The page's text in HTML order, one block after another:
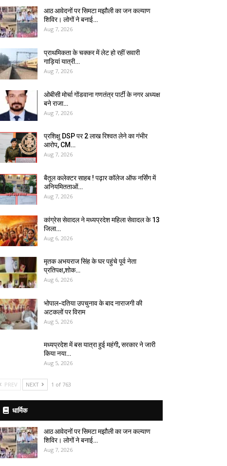
आठ आवेदनों पर सिमटा मझौली का जन कल्याण
शिविर। लोगों ने बनाई…
Aug 7, 2026
प्राथमिकता के चक्कर में लेट हो रहीं सवारी
गाड़ियां यात्री…
Aug 7, 2026
ओबीसी मोर्चा गोंडवाना गणतंत्र पार्टी के नगर अध्यक्ष
बने राजा…
Aug 7, 2026
प्रशिक्षु DSP पर ₹2 लाख रिश्वत लेने का गंभीर
आरोप, CM…
Aug 7, 2026
बैतूल कलेक्टर साहब ! पढ़ार कॉलेज ऑफ नर्सिंग में
अनियमितताओं…
Aug 7, 2026
कांग्रेस सेवादल ने मध्यप्रदेश महिला सेवादल के 13
जिला…
Aug 6, 2026
मृतक अभयराज सिंह के घर पहुंचे पूर्व नेता
प्रतिपक्ष,शोक…
Aug 6, 2026
भोपाल-दतिया उपचुनाव के बाद नाराजगी की
अटकलों पर विराम
Aug 5, 2026
मध्यप्रदेश में बस यात्रा हुई महंगी, सरकार ने जारी
किया नया…
Aug 5, 2026
PREV NEXT 1 of 763
धार्मिक
आठ आवेदनों पर सिमटा मझौली का जन कल्याण
शिविर। लोगों ने बनाई…
Aug 7, 2026